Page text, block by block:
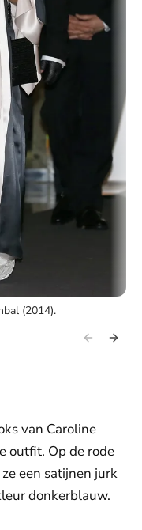
(2014).
van Caroline
outfit. Op de rode
een satijnen jurk
donkerblauw.